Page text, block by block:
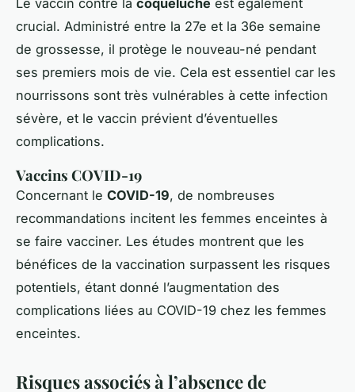
Le vaccin contre la coqueluche est également
crucial. Administré entre la 27e et la 36e semaine
de grossesse, il protège le nouveau-né pendant
ses premiers mois de vie. Cela est essentiel car les
nourrissons sont très vulnérables à cette infection
sévère, et le vaccin prévient d’éventuelles
complications.
Vaccins COVID-19
Concernant le COVID-19, de nombreuses
recommandations incitent les femmes enceintes à
se faire vacciner. Les études montrent que les
bénéfices de la vaccination surpassent les risques
potentiels, étant donné l’augmentation des
complications liées au COVID-19 chez les femmes
enceintes.
Risques associés à l’absence de